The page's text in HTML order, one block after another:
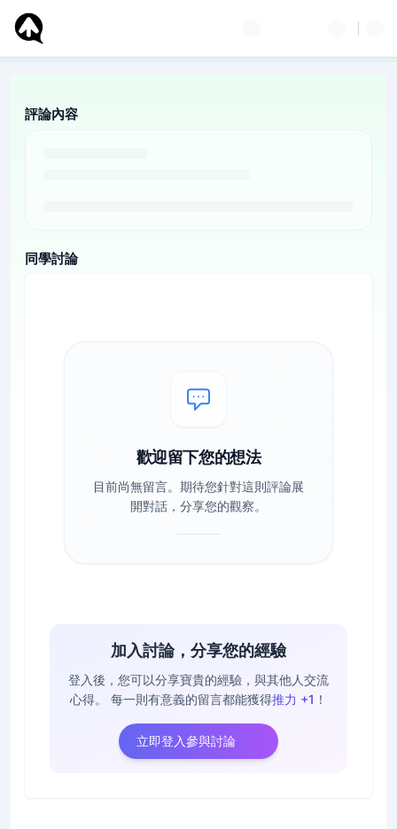
評論內容
同學討論
歡迎留下您的想法
目前尚無留言。期待您針對這則評論展
開對話，分享您的觀察。
加入討論，分享您的經驗
登入後，您可以分享寶貴的經驗，與其他人交流
心得。
每一則有意義的留言都能獲得推力 +1 ！
立即登入參與討論